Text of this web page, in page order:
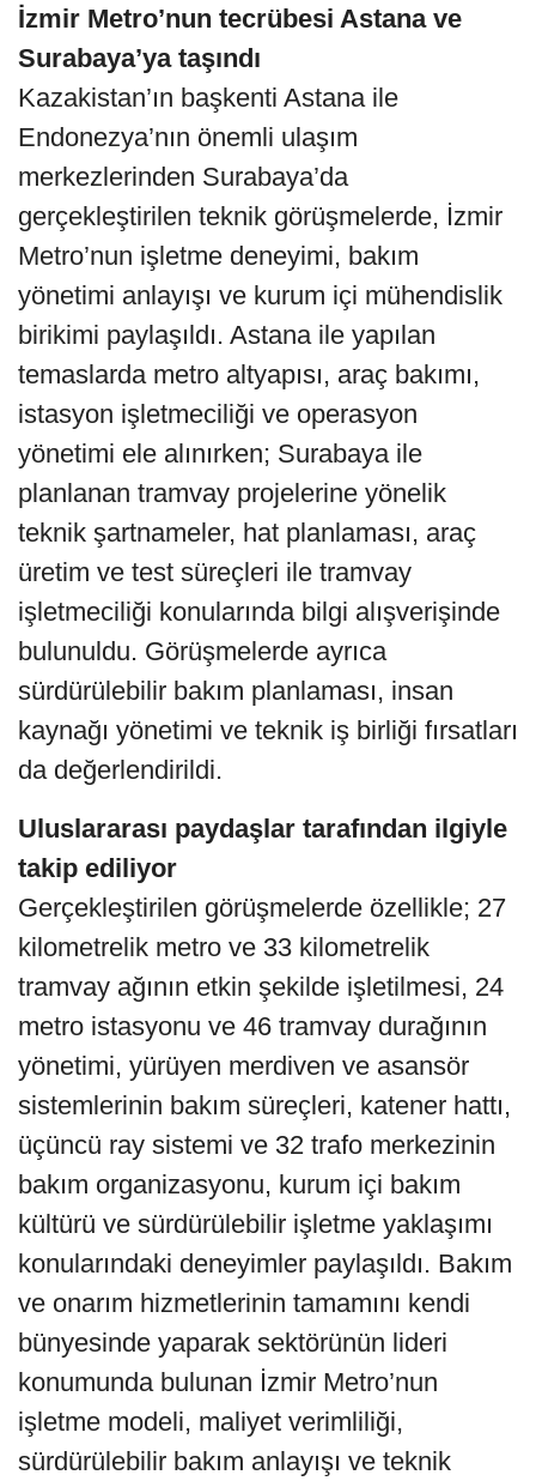
İzmir Metro’nun tecrübesi Astana ve
Surabaya’ya taşındı
Kazakistan’ın başkenti Astana ile
Endonezya’nın önemli ulaşım
merkezlerinden Surabaya’da
gerçekleştirilen teknik görüşmelerde, İzmir
Metro’nun işletme deneyimi, bakım
yönetimi anlayışı ve kurum içi mühendislik
birikimi paylaşıldı. Astana ile yapılan
temaslarda metro altyapısı, araç bakımı,
istasyon işletmeciliği ve operasyon
yönetimi ele alınırken; Surabaya ile
planlanan tramvay projelerine yönelik
teknik şartnameler, hat planlaması, araç
üretim ve test süreçleri ile tramvay
işletmeciliği konularında bilgi alışverişinde
bulunuldu. Görüşmelerde ayrıca
sürdürülebilir bakım planlaması, insan
kaynağı yönetimi ve teknik iş birliği fırsatları
da değerlendirildi.
Uluslararası paydaşlar tarafından ilgiyle
takip ediliyor
Gerçekleştirilen görüşmelerde özellikle; 27
kilometrelik metro ve 33 kilometrelik
tramvay ağının etkin şekilde işletilmesi, 24
metro istasyonu ve 46 tramvay durağının
yönetimi, yürüyen merdiven ve asansör
sistemlerinin bakım süreçleri, katener hattı,
üçüncü ray sistemi ve 32 trafo merkezinin
bakım organizasyonu, kurum içi bakım
kültürü ve sürdürülebilir işletme yaklaşımı
konularındaki deneyimler paylaşıldı. Bakım
ve onarım hizmetlerinin tamamını kendi
bünyesinde yaparak sektörünün lideri
konumunda bulunan İzmir Metro’nun
işletme modeli, maliyet verimliliği,
sürdürülebilir bakım anlayışı ve teknik